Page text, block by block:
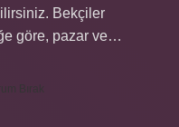
Bekçiler
göre, pazar ve…
Bırak